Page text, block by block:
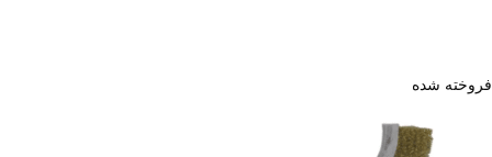
فروخته شده